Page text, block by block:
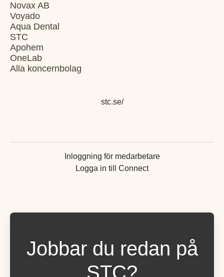
Novax AB
Voyado
Aqua Dental
STC
Apohem
OneLab
Alla koncernbolag
stc.se/
Inloggning för medarbetare
Logga in till Connect
Jobbar du redan på
STC?